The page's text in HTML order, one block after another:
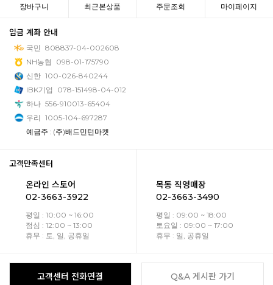
장바구니 최근본상품 주문조회 마이페이지
입금 계좌 안내
국민 808837-04-002608
NH농협
098-01-175790
신한 100-026-840244
IBK기업
078-151498-04-012
하나 556-910013-65404
우리 1005-104-697287
예금주 : (주)배드민턴마켓
고객만족센터
온라인 스토어
02-3663-3922
평일 : 10:00 ~ 16:00
점심 : 12:00 ~ 13:00
휴무 : 토, 일, 공휴일
목동 직영매장
02-3663-3490
평일 : 09:00 ~ 18:00
토요일 : 09:00 ~ 17:00
휴무 : 일, 공휴일
고객센터 전화연결 Q&A 게시판 가기